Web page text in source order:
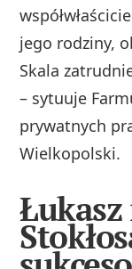
jego rodziny,
Skala
– sytuuje
prywatnych
Wielkopolski.
Łukasz